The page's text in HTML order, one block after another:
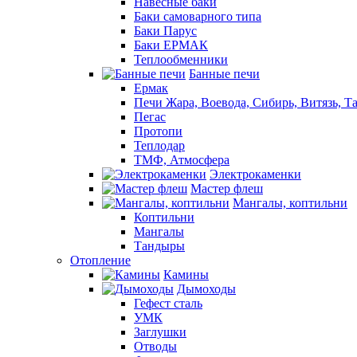
Баки самоварного типа
Баки Парус
Баки ЕРМАК
Теплообменники
Банные печи
Ермак
Печи Жара, Воевода, Сибирь, Витязь,
Пегас
Протопи
Теплодар
ТМФ, Атмосфера
Электрокаменки
Мастер флеш
Мангалы, коптильни
Коптильни
Мангалы
Тандыры
Отопление
Камины
Дымоходы
Гефест сталь
УМК
Заглушки
Отводы